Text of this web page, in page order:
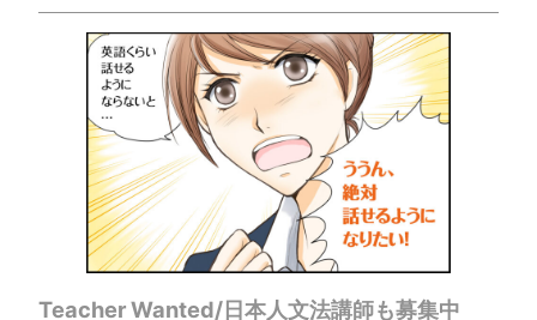
Teacher Wanted/日本人文法講師も募集中